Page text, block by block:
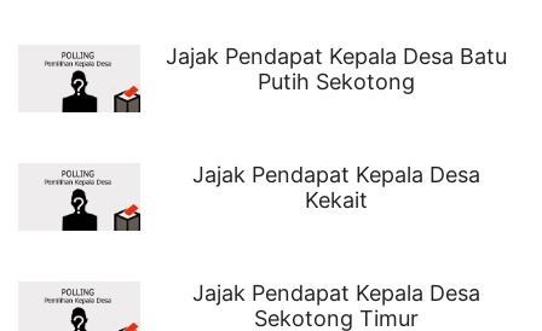
Jajak Pendapat Kepala Desa Batu
Putih Sekotong
Jajak Pendapat Kepala Desa
Kekait
Jajak Pendapat Kepala Desa
Sekotong Timur